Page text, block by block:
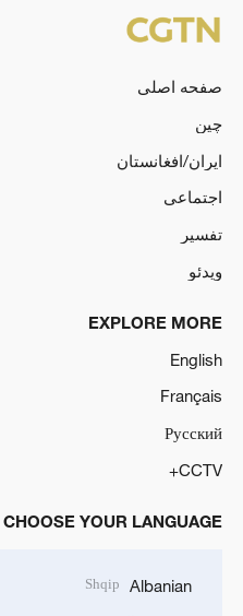
صفحه اصلی
چین
ایران/افغانستان
اجتماعی
تفسیر
ویدئو
EXPLORE MORE
English
Français
Русский
CCTV+
CHOOSE YOUR LANGUAGE
Albanian
Shqip